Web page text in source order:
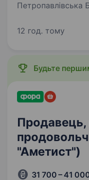
Петропавлівська
Зарплата: 26000
12 год. тому
Будьте
Продавець,
"Аметист")
31 700 – 41